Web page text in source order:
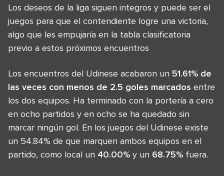
Los deseos de la liga siguen integros y puede ser el
juegos para que el contendiente logre una victoria,
algo que les empujaría en la tabla clasificatoria
previo a estos próximos encuentros
Los encuentros del Udinese acabaron un 51.61% de
las veces con menos de 2.5 goles marcados entre
los dos equipos. Ha terminado con la portería a cero
en ocho partidos y en ocho se ha quedado sin
marcar ningún gol. En los juegos del Udinese existe
un 54.84% de que marquen ambos equipos en el
partido, como local un 40.00% y un 68.75% fuera.